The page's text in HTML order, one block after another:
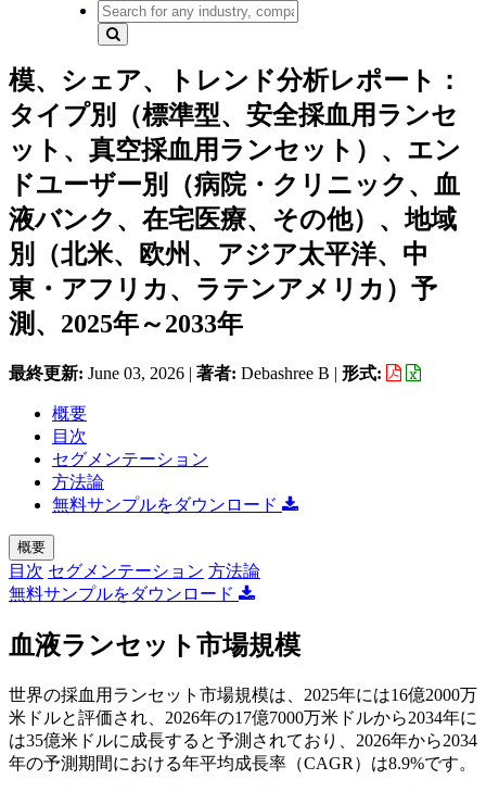
模、シェア、トレンド分析レポート：
タイプ別（標準型、安全採血用ランセ
ット、真空採血用ランセット）、エン
ドユーザー別（病院・クリニック、血
液バンク、在宅医療、その他）、地域
別（北米、欧州、アジア太平洋、中
東・アフリカ、ラテンアメリカ）予
測、2025年～2033年
最終更新: June 03, 2026 | 著者: Debashree B | 形式:
概要
目次
セグメンテーション
方法論
無料サンプルをダウンロード
概要
目次 セグメンテーション 方法論
無料サンプルをダウンロード
血液ランセット市場規模
世界の採血用ランセット市場規模は、2025年には16億2000万
米ドルと評価され、2026年の17億7000万米ドルから2034年に
は35億米ドルに成長すると予測されており、2026年から2034
年の予測期間における年平均成長率（CAGR）は8.9%です。